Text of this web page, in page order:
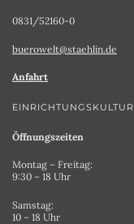
0831/52160-0
buerowelt@staehlin.de
Anfahrt
EINRICHTUNGSKULTUR
Öffnungszeiten
Montag – Freitag:
9:30 – 18 Uhr
Samstag:
10 – 18 Uhr